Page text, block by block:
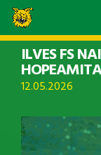
ILVES FS
12.05.2026